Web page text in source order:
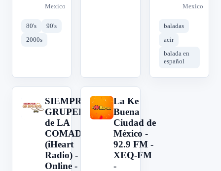
Mexico
80's
90's
2000s
Mexico
baladas
acir
balada en
español
S
SIEMPRE
GRUPEROS
de LA
COMADRE
(iHeart
Radio) -
Online -
L
La Ke
Buena
Ciudad de
México -
92.9 FM -
XEQ-FM
-